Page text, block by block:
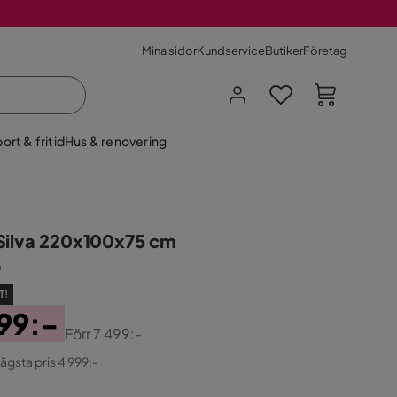
Mina sidorKundserviceButikerFöretag
& fritidHus & renovering
220x100x75 cm
Förr7 499:-
pris 4 999:-